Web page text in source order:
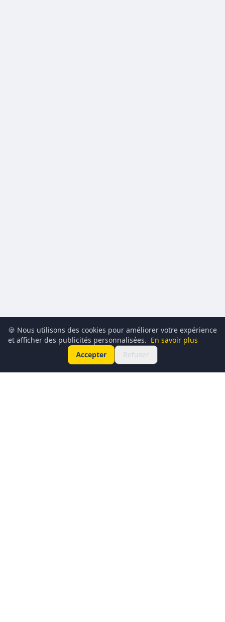
🍪 Nous utilisons des cookies pour améliorer votre expérience
et afficher des publicités personnalisées. En savoir plus
Accepter
Refuser